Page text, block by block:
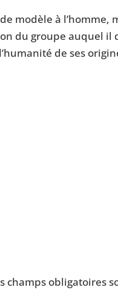
modèle à l’homme,
du groupe auquel
de ses
champs obligatoires